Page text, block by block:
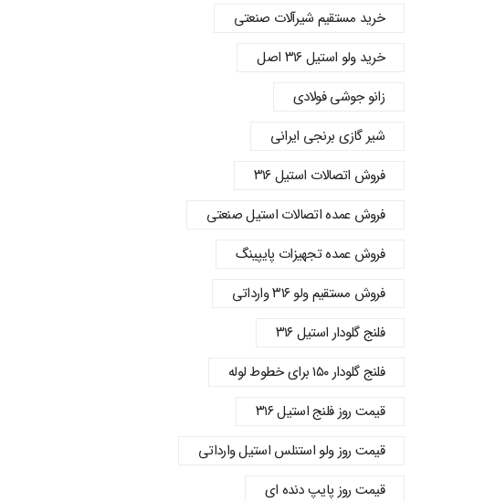
خرید مستقیم شیرآلات صنعتی
خرید ولو استیل ۳۱۶ اصل
زانو جوشی فولادی
شیر گازی برنجی ایرانی
فروش اتصالات استیل ۳۱۶
فروش عمده اتصالات استیل صنعتی
فروش عمده تجهیزات پایپینگ
فروش مستقیم ولو ۳۱۶ وارداتی
فلنج گلودار استیل ۳۱۶
فلنج گلودار ۱۵۰ برای خطوط لوله
قیمت روز فلنج استیل ۳۱۶
قیمت روز ولو استنلس استیل وارداتی
قیمت روز پایپ دنده‌ ای